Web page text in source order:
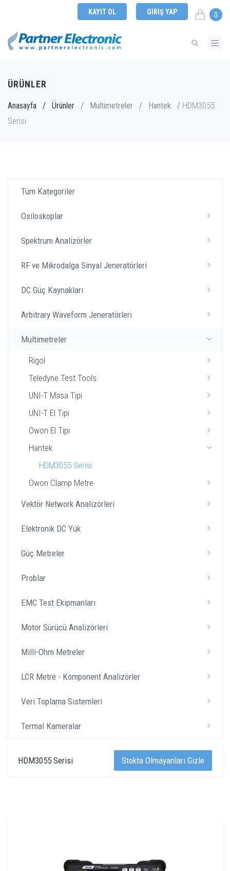
KAYIT OL GIRIŞ YAP 0
ÜRÜNLER
Anasayfa / Ürünler / Multimetreler / Hantek / HDM3055
Serisi
Tüm Kategoriler
Osiloskoplar
Spektrum Analizörler
RF ve Mikrodalga Sinyal Jeneratörleri
DC Güç Kaynakları
Arbitrary Waveform Jeneratörleri
Multimetreler
Rigol
Teledyne Test Tools
UNI-T Masa Tipi
UNI-T El Tipi
Owon El Tipi
Hantek
HDM3055 Serisi
Owon Clamp Metre
Vektör Network Analizörleri
Elektronik DC Yük
Güç Metreler
Problar
EMC Test Ekipmanları
Motor Sürücü Analizörleri
Milli-Ohm Metreler
LCR Metre - Komponent Analizörler
Veri Toplama Sistemleri
Termal Kameralar
HDM3055 Serisi Stokta Olmayanları Gizle